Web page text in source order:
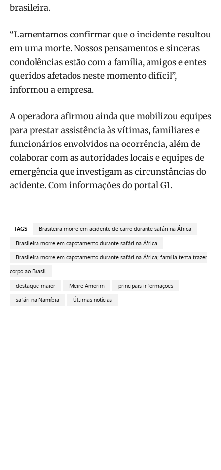
brasileira.
“Lamentamos confirmar que o incidente resultou
em uma morte. Nossos pensamentos e sinceras
condolências estão com a família, amigos e entes
queridos afetados neste momento difícil”,
informou a empresa.
A operadora afirmou ainda que mobilizou equipes
para prestar assistência às vítimas, familiares e
funcionários envolvidos na ocorrência, além de
colaborar com as autoridades locais e equipes de
emergência que investigam as circunstâncias do
acidente. Com informações do portal G1.
TAGS Brasileira morre em acidente de carro durante safári na África
Brasileira morre em capotamento durante safári na África
Brasileira morre em capotamento durante safári na África; família tenta trazer
corpo ao Brasil
destaque-maior Meire Amorim principais informações
safári na Namíbia Últimas notícias